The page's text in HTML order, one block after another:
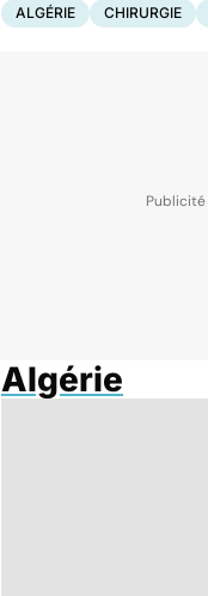
ALGÉRIE CHIRURGIE
Algérie